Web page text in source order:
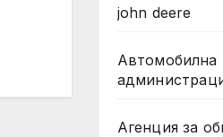
john deere
Автомобилна
Агенция за